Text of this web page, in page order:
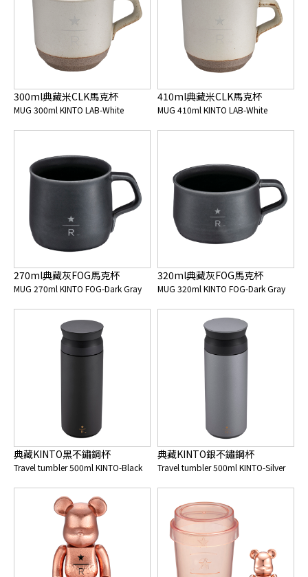
300ml典藏米CLK馬克杯
MUG 300ml KINTO LAB-White
410ml典藏米CLK馬克杯
MUG 410ml KINTO LAB-White
270ml典藏灰FOG馬克杯
MUG 270ml KINTO FOG-Dark Gray
320ml典藏灰FOG馬克杯
MUG 320ml KINTO FOG-Dark Gray
典藏KINTO黑不鏽鋼杯
Travel tumbler 500ml KINTO-Black
典藏KINTO銀不鏽鋼杯
Travel tumbler 500ml KINTO-Silver